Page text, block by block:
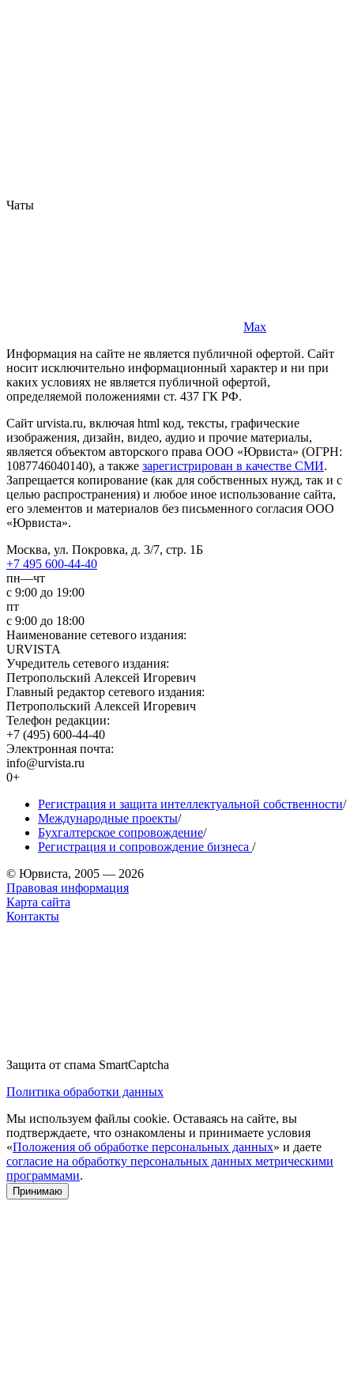
Чаты
Max
Информация на сайте не является публичной офертой. Cайт
носит исключительно информационный характер и ни при
каких условиях не является публичной офертой,
определяемой положениями ст. 437 ГК РФ.
Сайт urvista.ru, включая html код, тексты, графические
изображения, дизайн, видео­, аудио­ и прочие материалы,
является объектом авторского права ООО «Юрвиста» (ОГРН:
1087746040140), а также зарегистрирован в качестве СМИ.
Запрещается копирование (как для собственных нужд, так и с
целью распространения) и любое иное использование сайта,
его элементов и материалов без письменного согласия ООО
«Юрвиста».
Москва, ул. Покровка, д. 3/7, стр. 1Б
+7 495 600-44-40
пн—чт
с 9:00 до 19:00
пт
с 9:00 до 18:00
Наименование сетевого издания:
URVISTA
Учредитель сетевого издания:
Петропольский Алексей Игоревич
Главный редактор сетевого издания:
Петропольский Алексей Игоревич
Телефон редакции:
+7 (495) 600-44-40
Электронная почта:
info@urvista.ru
0+
Регистрация и защита интеллектуальной собственности/
Международные проекты/
Бухгалтерское сопровождение/
Регистрация и сопровождение бизнеса /
© Юрвиста, 2005 — 2026
Правовая информация
Карта сайта
Контакты
Защита от спама SmartCaptcha
Политика обработки данных
Мы используем файлы cookie. Оставаясь на сайте, вы
подтверждаете, что ознакомлены и принимаете условия
«Положения об обработке персональных данных» и даете
согласие на обработку персональных данных метрическими
программами.
Принимаю